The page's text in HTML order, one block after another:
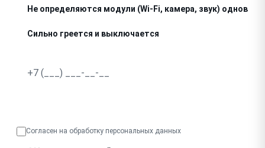
Не определяются модули (Wi-Fi, камера, звук)
Сильно греется и выключается
Согласен на обработку персональных данных